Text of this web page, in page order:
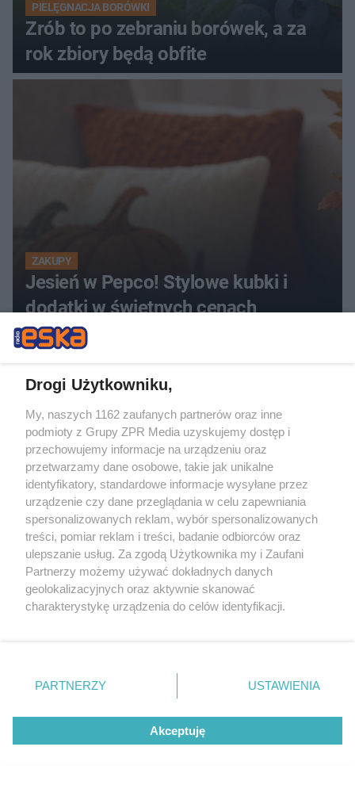
PIELĘGNACJA BORÓWKI
Zrób to po zebraniu borówek, a za
rok zbiory będą obfite
ZAKUPY
Jesień w Pepco! Stylowe kubki i
dodatki w świetnych cenach
ZOBACZ WIĘCEJ
Drogi Użytkowniku,
My, naszych 1162 zaufanych partnerów oraz inne
podmioty z Grupy ZPR Media uzyskujemy dostęp i
przechowujemy informacje na urządzeniu oraz
przetwarzamy dane osobowe, takie jak unikalne
identyfikatory, standardowe informacje wysyłane przez
urządzenie czy dane przeglądania w celu zapewniania
spersonalizowanych reklam, wybór spersonalizowanych
treści, pomiar reklam i treści, badanie odbiorców oraz
ulepszanie usług. Za zgodą Użytkownika my i Zaufani
Partnerzy możemy używać dokładnych danych
geolokalizacyjnych oraz aktywnie skanować
charakterystykę urządzenia do celów identyfikacji.
zmienić/wycofać klikając przycisk ustawień prywatności
znajdujący się w lewym dolnym rogu strony
rodzaje przetwarzania danych nie wymagają zgody
użytkownika, ale masz prawo sprzeciwić się takiemu
przetwarzaniu. Preferencje będą miały zastosowanie tylko
PARTNERZY USTAWIENIA
Akceptuję